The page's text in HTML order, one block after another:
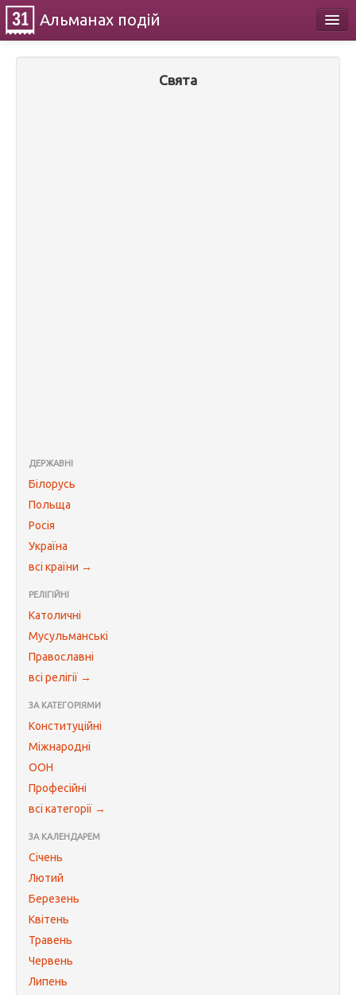
Альманах подій
Свята
ДЕРЖАВНІ
Білорусь
Польща
Росія
Україна
всі країни →
РЕЛІГІЙНІ
Католичні
Мусульманські
Православні
всі релігії →
ЗА КАТЕГОРІЯМИ
Конституційні
Міжнародні
ООН
Професійні
всі категорії →
ЗА КАЛЕНДАРЕМ
Січень
Лютий
Березень
Квітень
Травень
Червень
Липень